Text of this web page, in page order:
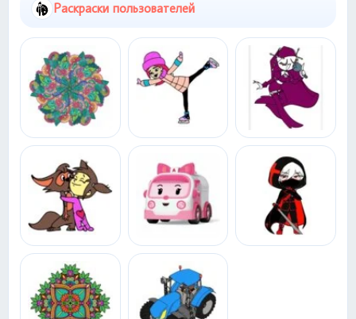
Раскраски пользователей